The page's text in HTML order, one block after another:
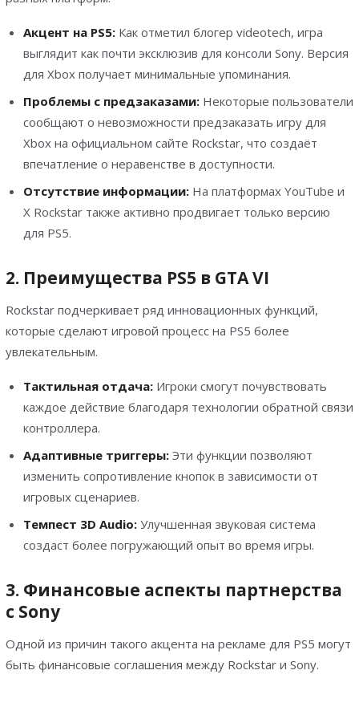
Акцент на PS5:Как отметил блогер videotech, игра
выглядит как почти эксклюзив для консоли Sony. Версия
для Xbox получает минимальные упоминания.
Проблемы с предзаказами:Некоторые пользователи
сообщают о невозможности предзаказать игру для
Xbox на официальном сайте Rockstar, что создаёт
впечатление о неравенстве в доступности.
Отсутствие информации:На платформах YouTube и
X Rockstar также активно продвигает только версию
для PS5.
2. Преимущества PS5 в GTA VI
Rockstar подчеркивает ряд инновационных функций,
которые сделают игровой процесс на PS5 более
увлекательным.
Тактильная отдача:Игроки смогут почувствовать
каждое действие благодаря технологии обратной связи
контроллера.
Адаптивные триггеры:Эти функции позволяют
изменить сопротивление кнопок в зависимости от
игровых сценариев.
Темпест 3D Audio:Улучшенная звуковая система
создаст более погружающий опыт во время игры.
3. Финансовые аспекты партнерства
с Sony
Одной из причин такого акцента на рекламе для PS5 могут
быть финансовые соглашения между Rockstar и Sony.